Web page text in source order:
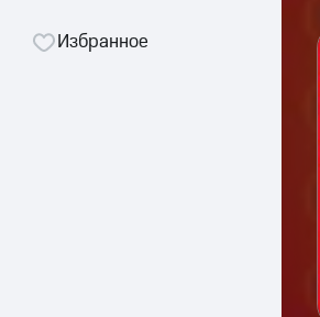
Избранное